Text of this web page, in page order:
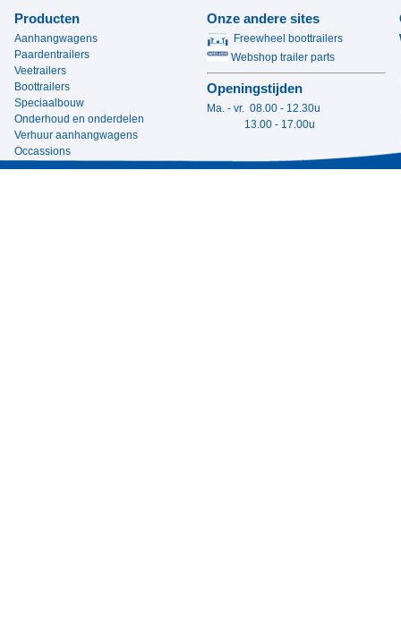
Producten
Aanhangwagens
Paardentrailers
Veetrailers
Boottrailers
Speciaalbouw
Onderhoud en onderdelen
Verhuur aanhangwagens
Occassions
Onze andere sites
Freewheel boottrailers
Webshop trailer parts
Openingstijden
Ma. - vr. 08.00 - 12.30u
13.00 - 17.00u